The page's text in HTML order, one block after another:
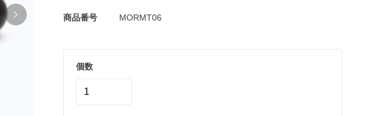
商品番号 MORMT06
個数